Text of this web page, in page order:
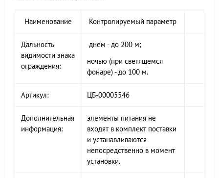
Наименование Контролируемый параметр
Дальность
видимости знака
ограждения:
днем - до 200 м;
ночью (при светящемся
фонаре) - до 100 м.
Артикул: ЦБ-00005546
Дополнительная
информация:
элементы питания не
входят в комплект поставки
и устанавливаются
непосредственно в момент
установки.